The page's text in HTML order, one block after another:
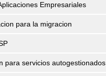
Empresariales
para la migracion
para servicios autogestionados